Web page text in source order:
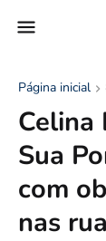
Página inicial
Celina
Sua
com
nas